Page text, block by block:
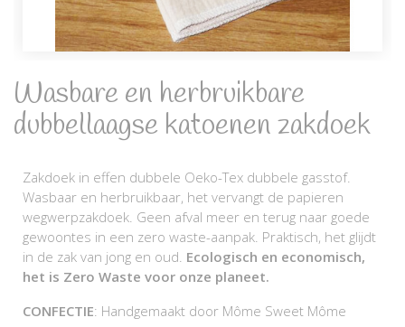
Wasbare en herbruikbare
dubbellaagse katoenen zakdoek
Zakdoek in effen dubbele Oeko-Tex dubbele gasstof.
Wasbaar en herbruikbaar, het vervangt de papieren
wegwerpzakdoek. Geen afval meer en terug naar goede
gewoontes in een zero waste-aanpak. Praktisch, het glijdt
in de zak van jong en oud. Ecologisch en economisch,
het is Zero Waste voor onze planeet.
CONFECTIE: Handgemaakt door Môme Sweet Môme